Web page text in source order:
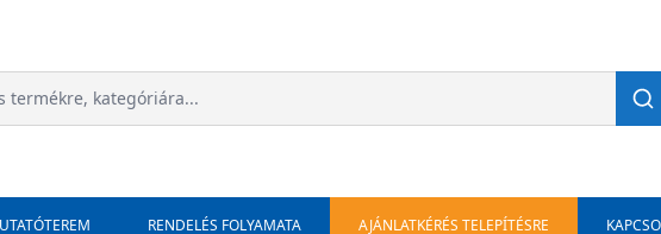
RENDELÉS FOLYAMATA AJÁNLATKÉRÉS TELEPÍTÉSRE